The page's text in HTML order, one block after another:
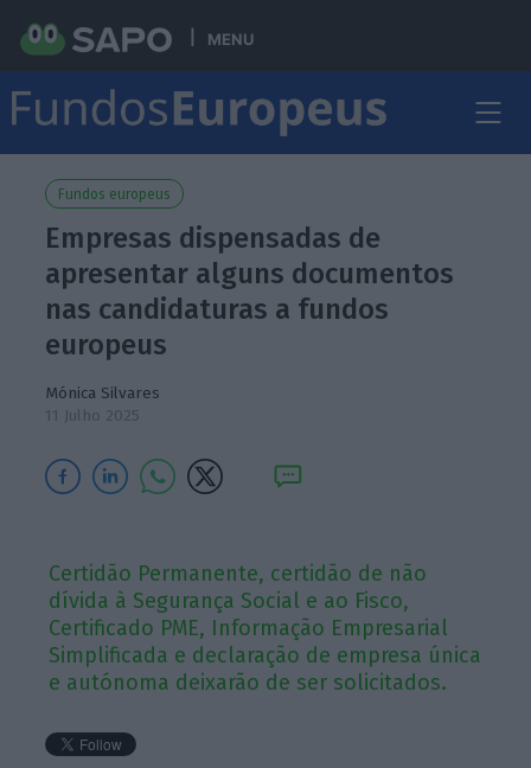
MENU
Fundos europeus
Empresas dispensadas de
apresentar alguns documentos
nas candidaturas a fundos
europeus
Mónica Silvares
11 Julho 2025
Certidão Permanente, certidão de não
dívida à Segurança Social e ao Fisco,
Certificado PME, Informação Empresarial
Simplificada e declaração de empresa única
e autónoma deixarão de ser solicitados.